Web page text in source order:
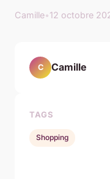
Camille•12 octobre
C Camille
TAGS
Shopping